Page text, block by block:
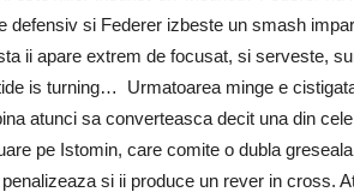
defensiv si Federer izbeste un smash
ii apare extrem de focusat, si serveste,
is turning… Urmatoarea minge e
atunci sa converteasca decit una din
pe Istomin, care comite o dubla
si ii produce un rever in cross.